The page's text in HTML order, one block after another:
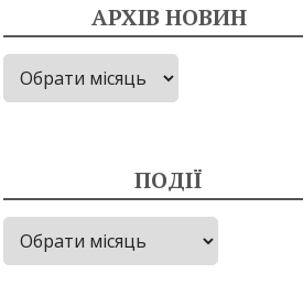
АРХІВ НОВИН
Архів
новин
ПОДІЇ
Події